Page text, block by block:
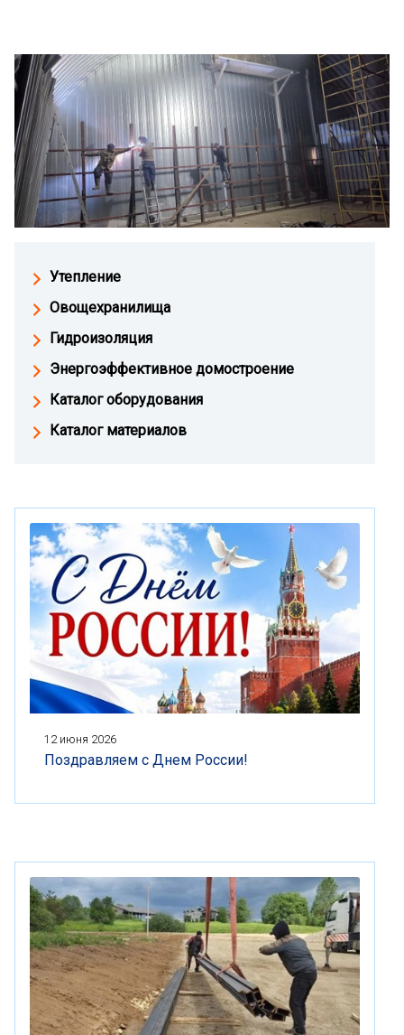
Утепление
Овощехранилища
Гидроизоляция
Энергоэффективное домостроение
Каталог оборудования
Каталог материалов
12 июня 2026
Поздравляем с Днем России!